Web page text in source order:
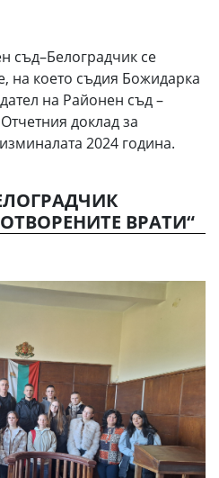
съд–Белоградчик се
на което съдия Божидарка
на Районен съд –
доклад за
2024 година.
ВРАТИ“